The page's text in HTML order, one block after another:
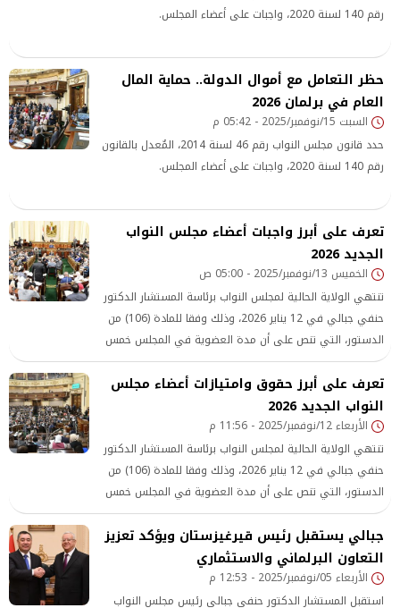
رقم 140 لسنة 2020، واجبات على أعضاء المجلس.
حظر التعامل مع أموال الدولة.. حماية المال
العام في برلمان 2026
السبت 15/نوفمبر/2025 - 05:42 م
حدد قانون مجلس النواب رقم 46 لسنة 2014، المٌعدل بالقانون
رقم 140 لسنة 2020، واجبات على أعضاء المجلس.
تعرف على أبرز واجبات أعضاء مجلس النواب
الجديد 2026
الخميس 13/نوفمبر/2025 - 05:00 ص
تنتهي الولاية الحالية لمجلس النواب برئاسة المستشار الدكتور
حنفي جبالي في 12 يناير 2026، وذلك وفقا للمادة (106) من
الدستور، التي تنص على أن مدة العضوية في المجلس خمس
سنوات ميلادية تبدأ من تاريخ أول اجتماع له.
تعرف على أبرز حقوق وامتيازات أعضاء مجلس
النواب الجديد 2026
الأربعاء 12/نوفمبر/2025 - 11:56 م
تنتهي الولاية الحالية لمجلس النواب برئاسة المستشار الدكتور
حنفي جبالي في 12 يناير 2026، وذلك وفقا للمادة (106) من
الدستور، التي تنص على أن مدة العضوية في المجلس خمس
سنوات ميلادية تبدأ من تاريخ أول اجتماع له.
جبالي يستقبل رئيس قيرغيزستان ويؤكد تعزيز
التعاون البرلماني والاستثماري
الأربعاء 05/نوفمبر/2025 - 12:53 م
استقبل المستشار الدكتور حنفي جبالي رئيس مجلس النواب